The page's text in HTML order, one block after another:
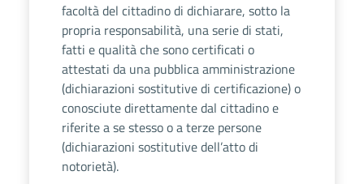
facoltà del cittadino di dichiarare, sotto la
propria responsabilità, una serie di stati,
fatti e qualità che sono certificati o
attestati da una pubblica amministrazione
(dichiarazioni sostitutive di certificazione) o
conosciute direttamente dal cittadino e
riferite a se stesso o a terze persone
(dichiarazioni sostitutive dell’atto di
notorietà).